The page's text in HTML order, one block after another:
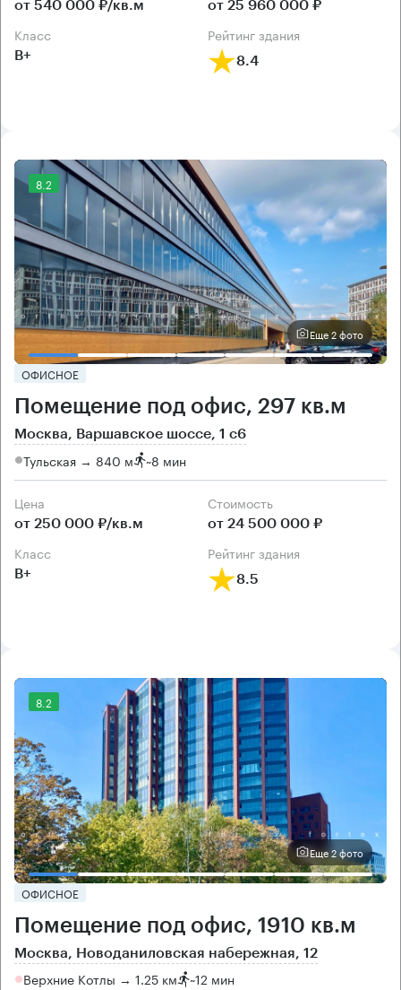
от 540 000 ₽/кв.м от 25 960 000 ₽
класс
B+
рейтинг здания
8.4
8.2
Еще 2 фото
ОФИСНОЕ
Помещение под офис, 297 кв.м
Москва, Варшавское шоссе, 1 с6
Тульская → 840 м ~8 мин
Цена
от 250 000 ₽/кв.м
Cтоимость
от 24 500 000 ₽
класс
B+
рейтинг здания
8.5
8.2
Еще 2 фото
ОФИСНОЕ
Помещение под офис, 1910 кв.м
Москва, Новоданиловская набережная, 12
Верхние Котлы → 1.25 км ~12 мин